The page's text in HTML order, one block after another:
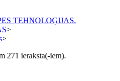
TEHNOLOĢIJAS.
>
>
271 ieraksta(-iem).